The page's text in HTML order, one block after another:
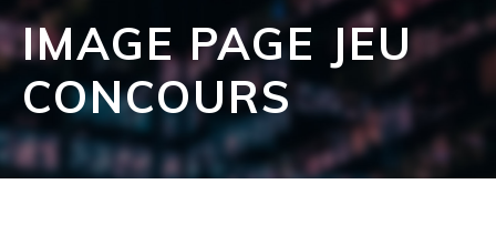
IMAGE PAGE JEU
CONCOURS